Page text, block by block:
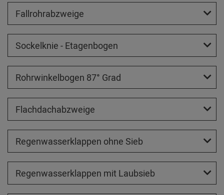
Fallrohrabzweige
Sockelknie - Etagenbogen
Rohrwinkelbogen 87° Grad
Flachdachabzweige
Regenwasserklappen ohne Sieb
Regenwasserklappen mit Laubsieb